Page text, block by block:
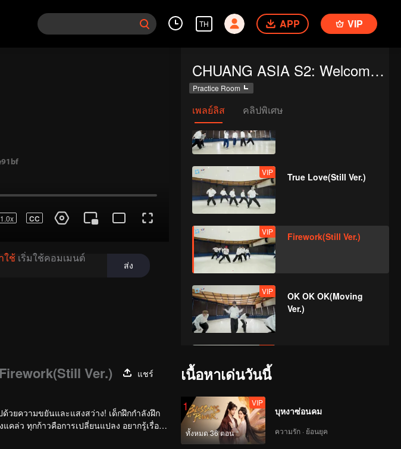
TH APP VIP
1.0x CC
ใช้ เริ่มใช้คอมเมนต์
ส่ง
CHUANG ASIA S2: Welcome to Practice Room
Practice Room
เพลย์ลิส คลิปพิเศษ
Road(Still Ver.)
VIP
VIP True Love(Still Ver.)
VIP Firework(Still Ver.)
VIP
OK OK OK(Moving
Ver.)
VIP
Bad News(Moving
Ver.)
Firework(Still Ver.)
แชร์
วยความขยันและแสงสว่าง! เด็กฝึกกำลังฝึก
คล่ว ทุกก้าวคือการเปลี่ยนแปลง อยากรู้เรื่อง
เนื้อหาเด่นวันนี้
1
ทั้งหมด 36 ตอน
VIP
บุหงาซ่อนคม
ความรัก · ย้อนยุค